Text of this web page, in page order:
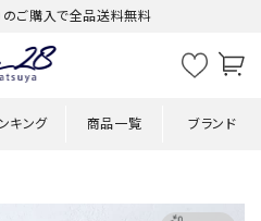
のご購入で全品送料無料
キング 商品一覧 ブランド